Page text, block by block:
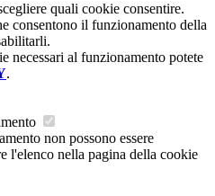
quali cookie consentire.
consentono il funzionamento della
necessari al funzionamento potete
.
non possono essere
l'elenco nella pagina della cookie